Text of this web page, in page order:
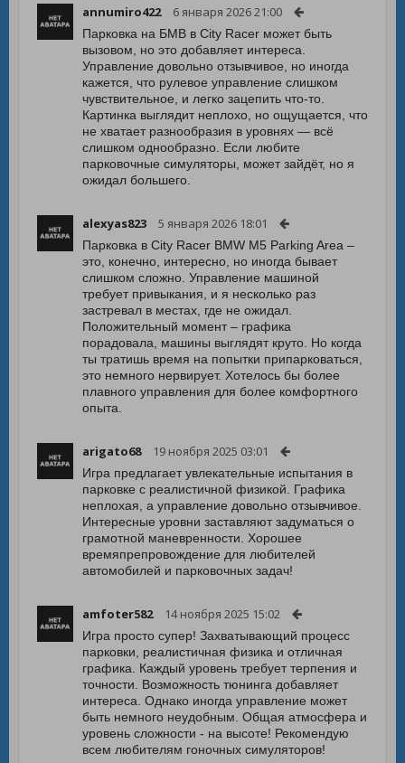
annumiro422 6 января 2026 21:00
Парковка на БМВ в City Racer может быть
вызовом, но это добавляет интереса.
Управление довольно отзывчивое, но иногда
кажется, что рулевое управление слишком
чувствительное, и легко зацепить что-то.
Картинка выглядит неплохо, но ощущается, что
не хватает разнообразия в уровнях — всё
слишком однообразно. Если любите
парковочные симуляторы, может зайдёт, но я
ожидал большего.
alexyas823 5 января 2026 18:01
Парковка в City Racer BMW M5 Parking Area –
это, конечно, интересно, но иногда бывает
слишком сложно. Управление машиной
требует привыкания, и я несколько раз
застревал в местах, где не ожидал.
Положительный момент – графика
порадовала, машины выглядят круто. Но когда
ты тратишь время на попытки припарковаться,
это немного нервирует. Хотелось бы более
плавного управления для более комфортного
опыта.
arigato68 19 ноября 2025 03:01
Игра предлагает увлекательные испытания в
парковке с реалистичной физикой. Графика
неплохая, а управление довольно отзывчивое.
Интересные уровни заставляют задуматься о
грамотной маневренности. Хорошее
времяпрепровождение для любителей
автомобилей и парковочных задач!
amfoter582 14 ноября 2025 15:02
Игра просто супер! Захватывающий процесс
парковки, реалистичная физика и отличная
графика. Каждый уровень требует терпения и
точности. Возможность тюнинга добавляет
интереса. Однако иногда управление может
быть немного неудобным. Общая атмосфера и
уровень сложности - на высоте! Рекомендую
всем любителям гоночных симуляторов!